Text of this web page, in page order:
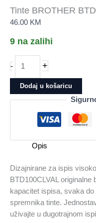
Tinte BROTHER
46.00 KM
9 na zalihi
-
BROTHER
BTD100CLVAL
količina
+
Dodaj u košaricu
Opis
Dizajnirane za ispis
BTD100CLVAL originalne
kapacitet ispisa, svaka
spremnika tinte.
uživajte u dugotrajnom